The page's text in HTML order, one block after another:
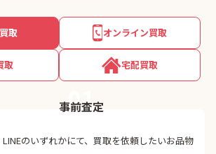
取 オンライン買取
取 宅配買取
01
事前査定
LINEのいずれかにて、買取を依頼したいお品物